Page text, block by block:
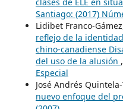
Santiago: (2017)
Lidibet Franco-
reflejo de la
chino-canadiense
del uso de la alusión ,
Especial
José Andrés
nuevo enfoque del